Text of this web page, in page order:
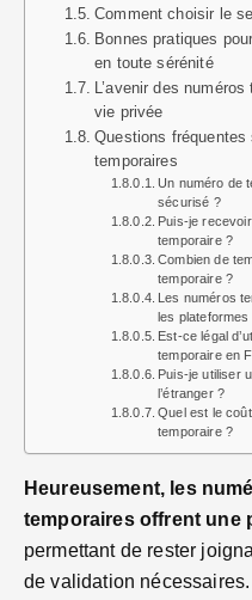
Comment choisir le
Bonnes pratiques
en toute sérénité
L’avenir des
vie privée
Questions
temporaires
Un numéro de
sécurisé ?
Puis-je
temporaire ?
Combien de
temporaire ?
Les numéros
les plateformes
Est-ce légal
temporaire en
Puis-je utiliser
l’étranger ?
Quel est le
temporaire ?
Heureusement, les
temporaires offrent une
permettant de rester
de validation